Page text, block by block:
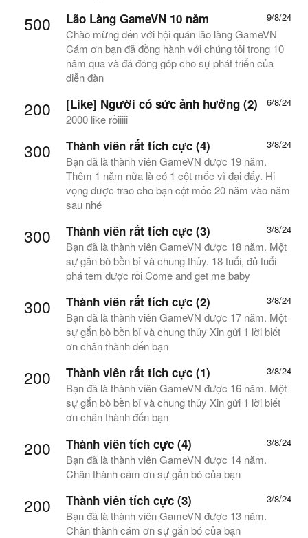
500 9/8/24
Lão Làng GameVN 10 năm
Chào mừng đến với hội quán lão làng GameVN
Cám ơn bạn đã đồng hành với chúng tôi trong 10
năm qua và đã đóng góp cho sự phát triển của
diễn đàn
200 6/8/24
[Like] Người có sức ảnh hưởng (2)
2000 like rồiiiii
300 3/8/24
Thành viên rất tích cực (4)
Bạn đã là thành viên GameVN được 19 năm.
Thêm 1 năm nữa là có 1 cột mốc vĩ đại đấy. Hi
vọng được trao cho bạn cột mốc 20 năm vào năm
sau nhé
300 3/8/24
Thành viên rất tích cực (3)
Bạn đã là thành viên GameVN được 18 năm. Một
sự gắn bò bền bỉ và chung thủy. 18 tuổi, đủ tuổi
phá tem được rồi Come and get me baby
300 3/8/24
Thành viên rất tích cực (2)
Bạn đã là thành viên GameVN được 17 năm. Một
sự gắn bò bền bỉ và chung thủy Xin gửi 1 lời biết
ơn chân thành đến bạn
200 3/8/24
Thành viên rất tích cực (1)
Bạn đã là thành viên GameVN được 16 năm. Một
sự gắn bò bền bỉ và chung thủy Xin gửi 1 lời biết
ơn chân thành đến bạn
200 3/8/24
Thành viên tích cực (4)
Bạn đã là thành viên GameVN được 14 năm.
Chân thành cám ơn sự gắn bó của bạn
200 3/8/24
Thành viên tích cực (3)
Bạn đã là thành viên GameVN được 13 năm.
Chân thành cám ơn sự gắn bó của bạn